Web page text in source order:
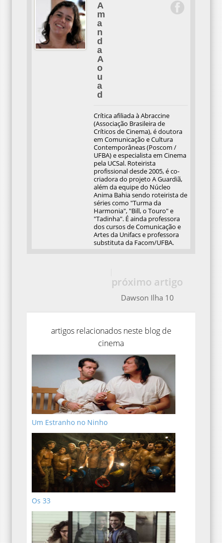
A
m
a
n
d
a
A
o
u
a
d
Crítica afiliada à Abraccine
(Associação Brasileira de
Críticos de Cinema), é doutora
em Comunicação e Cultura
Contemporâneas (Poscom /
UFBA) e especialista em Cinema
pela UCSal. Roteirista
profissional desde 2005, é co-
criadora do projeto A Guardiã,
além da equipe do Núcleo
Anima Bahia sendo roteirista de
séries como "Turma da
Harmonia", "Bill, o Touro" e
"Tadinha". É ainda professora
dos cursos de Comunicação e
Artes da Unifacs e professora
substituta da Facom/UFBA.
próximo artigo
Dawson Ilha 10
artigos relacionados neste blog de
cinema
Um Estranho no Ninho
Os 33